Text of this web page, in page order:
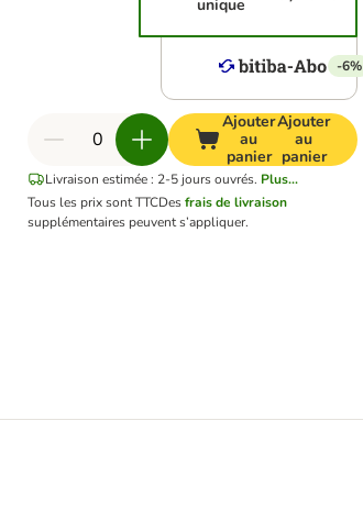
unique
-6%
Ajouter
au
panier
Ajouter
au
panier
Livraison estimée : 2-5 jours ouvrés. Plus...
Tous les prix sont TTCDesfrais de livraison
supplémentaires peuvent s’appliquer.